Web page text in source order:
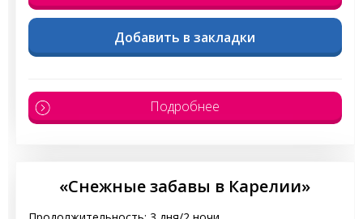
Добавить в закладки
Подробнее
«Снежные забавы в Карелии»